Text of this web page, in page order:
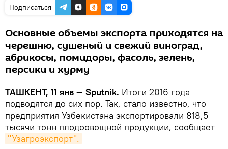
Подписаться
Основные объемы экспорта приходятся на
черешню, сушеный и свежий виноград,
абрикосы, помидоры, фасоль, зелень,
персики и хурму
ТАШКЕНТ, 11 янв — Sputnik. Итоги 2016 года
подводятся до сих пор. Так, стало известно, что
предприятия Узбекистана экспортировали 818,5
тысячи тонн плодоовощной продукции, сообщает
"Узагроэкспорт".